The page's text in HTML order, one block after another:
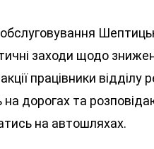
заходи щодо
працівники відділу
дорогах та
на автошляхах.